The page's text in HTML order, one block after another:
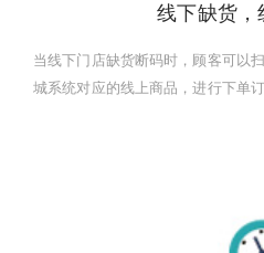
线下缺货，
当线下门店缺货断码时，顾客可以
城系统对应的线上商品，进行下单